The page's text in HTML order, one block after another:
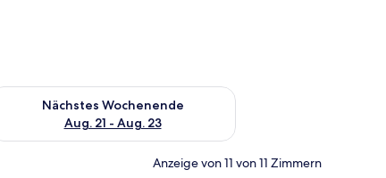
Aug. 14 - Aug. 16.
Nächstes Wochenende
Aug. 21 - Aug. 23
die Verfügbarkeit für nächstes Wochenende, Aug.
Anzeige von 11 von 11 Zimmern